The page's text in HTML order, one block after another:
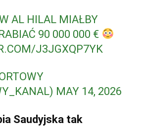
AL HILAL MIAŁBY
90 000 000 €
J3JGXQP7YK
MAY 14, 2026
Saudyjska tak